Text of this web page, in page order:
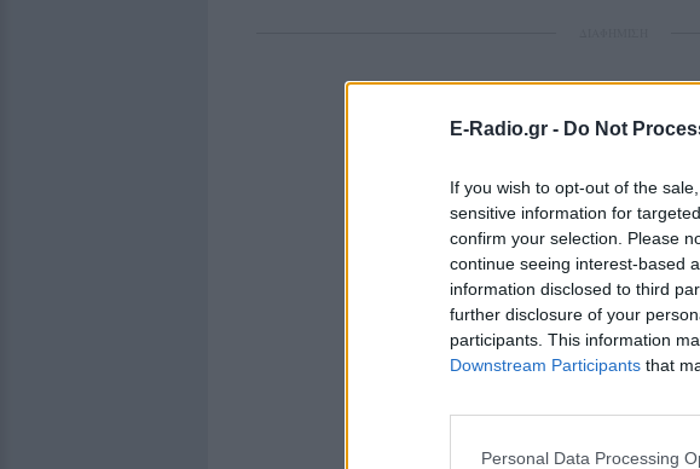
E-Radio.gr - Do Not
If you wish to opt-out of the
sensitive information for
confirm your selection. Please
continue seeing interest-based
information disclosed to third
further disclosure of your
participants. This information
Downstream Participants that
Personal Data Processing